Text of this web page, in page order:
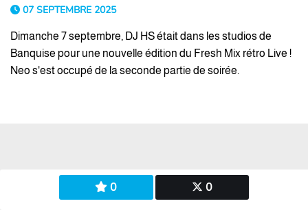
0 0
07 SEPTEMBRE 2025
Dimanche 7 septembre, DJ HS était dans les studios de
Banquise pour une nouvelle édition du Fresh Mix rétro Live !
Neo s'est occupé de la seconde partie de soirée.